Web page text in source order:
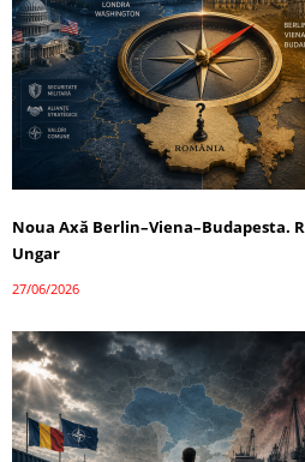
Noua Axă Berlin–Viena–Budapesta.
Ungar
27/06/2026